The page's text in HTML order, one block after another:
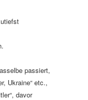
passiert,
Ukraine“ etc.,
davor